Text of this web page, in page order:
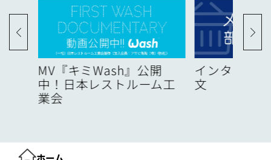
MV『キミWash』公開
中！日本レストルーム工
業会
インターネ
文